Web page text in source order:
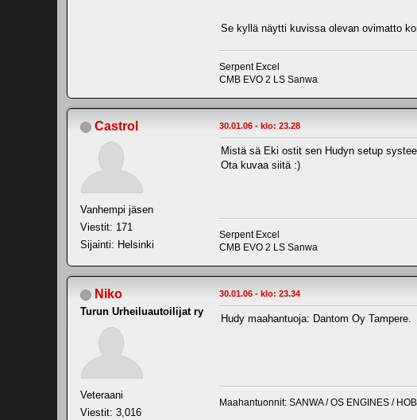
Se kyllä näytti kuvissa olevan ovimatto
Serpent Excel
CMB EVO 2 LS Sanwa
Castrol
Vanhempi jäsen
Viestit: 171
Sijainti: Helsinki
30.01.06 - klo: 23.28
Mistä sä Eki ostit sen Hudyn setup
Ota kuvaa siitä :)
Serpent Excel
CMB EVO 2 LS Sanwa
Niko
Turun Urheiluautoilijat ry
Veteraani
Viestit: 3,016
30.01.06 - klo: 23.34
Hudy maahantuoja: Dantom Oy Tampere.
Maahantuonnit: SANWA / OS ENGINES /